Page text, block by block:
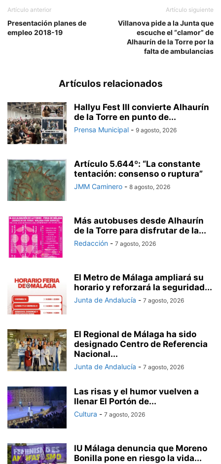
Artículo anterior
Presentación planes de
empleo 2018-19
Artículo siguiente
Villanova pide a la Junta que
escuche el “clamor” de
Alhaurín de la Torre por la
falta de ambulancias
Artículos relacionados
Hallyu Fest III convierte Alhaurín
de la Torre en punto de...
Prensa Municipal - 9 agosto, 2026
Artículo 5.644º: “La constante
tentación: consenso o ruptura”
JMM Caminero - 8 agosto, 2026
Más autobuses desde Alhaurín
de la Torre para disfrutar de la...
Redacción - 7 agosto, 2026
El Metro de Málaga ampliará su
horario y reforzará la seguridad...
Junta de Andalucía - 7 agosto, 2026
El Regional de Málaga ha sido
designado Centro de Referencia
Nacional...
Junta de Andalucía - 7 agosto, 2026
Las risas y el humor vuelven a
llenar El Portón de...
Cultura - 7 agosto, 2026
IU Málaga denuncia que Moreno
Bonilla pone en riesgo la vida...